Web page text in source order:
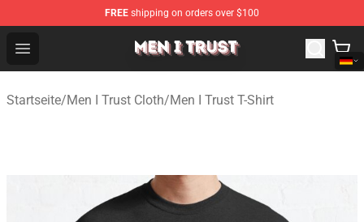
FREE shipping on orders over $100
Open menu
Men I Trust Shop - Official Men I Trust Merchandise Store
Startseite/Men I Trust Cloth/Men I Trust T-Shirt